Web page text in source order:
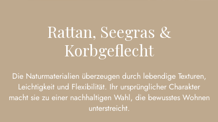
Rattan, Seegras &
Korbgeflecht
Die Naturmaterialien überzeugen durch lebendige Texturen,
Leichtigkeit und Flexibilität. Ihr ursprünglicher Charakter
macht sie zu einer nachhaltigen Wahl, die bewusstes Wohnen
unterstreicht.